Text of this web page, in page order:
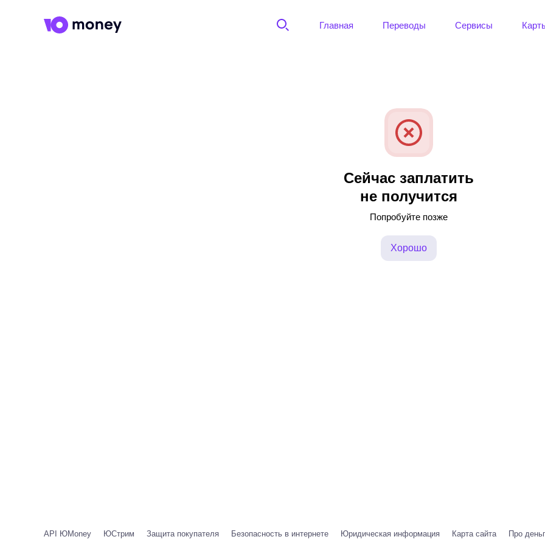
Главная Переводы Сервисы
Сейчас заплатить
не получится
Попробуйте позже
Хорошо
API ЮMoney ЮСтрим Защита покупателя Безопасность в интернете Юридическая информация Карта сайта Про